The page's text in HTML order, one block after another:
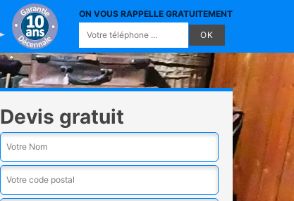
ON VOUS RAPPELLE GRATUITEMENT
Devis gratuit